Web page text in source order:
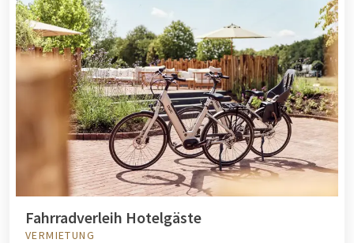
Fahrradverleih Hotelgäste
VERMIETUNG